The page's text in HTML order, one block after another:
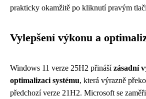
prakticky okamžitě po kliknutí pravým
Vylepšení výkonu a
Windows 11 verze 25H2 přinášízásadní
optimalizaci systému, která výrazně
předchozí verze 21H2. Microsoft se